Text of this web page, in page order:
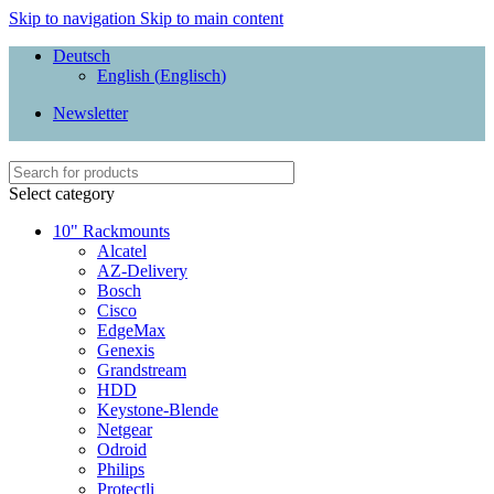
Skip to navigation Skip to main content
Deutsch
English (Englisch)
Newsletter
Select category
10" Rackmounts
Alcatel
AZ-Delivery
Bosch
Cisco
EdgeMax
Genexis
Grandstream
HDD
Keystone-Blende
Netgear
Odroid
Philips
Protectli